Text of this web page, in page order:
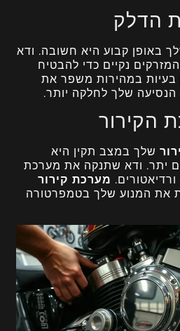
הדלק
באופן קבוע היא חשובה. ודא
נקיים כדי להבטיח
בעיות במהירות משפר את
שלך לחלקה יותר.
הקירור
שלך במצב תקין היא
יתר. ודא שתנקה את מערכת
מערכת קירור
את המנוע שלך בטמפרטורה